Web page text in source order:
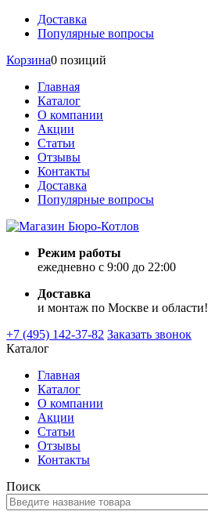
Доставка
Популярные вопросы
Корзина0 позиций
Главная
Каталог
О компании
Акции
Статьи
Отзывы
Контакты
Доставка
Популярные вопросы
Режим работы
ежедневно с 9:00 до 22:00
Доставка
и монтаж по Москве и области!
+7 (495) 142-37-82 Заказать звонок
Каталог
Главная
Каталог
О компании
Акции
Статьи
Отзывы
Контакты
Поиск